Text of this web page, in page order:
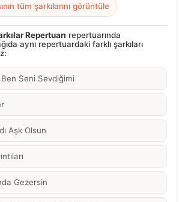
tüm şarkılarını görüntüle
Repertuarı repertuarında
aynı repertuardaki farklı şarkıları
Seni Sevdiğimi
Aşk Olsun
Gezersin